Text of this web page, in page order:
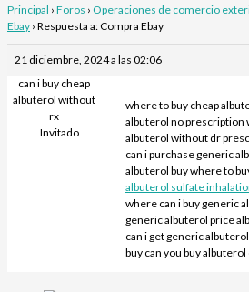
Principal › Foros › Operaciones de comercio
Ebay › Respuesta a: Compra Ebay
21 diciembre, 2024 a las 02:06
can i buy cheap
albuterol without
rx
Invitado
where to buy cheap
albuterol no prescription
albuterol without dr
can i purchase generic
albuterol buy where to
albuterol sulfate
where can i buy generic
generic albuterol price
can i get generic
buy can you buy